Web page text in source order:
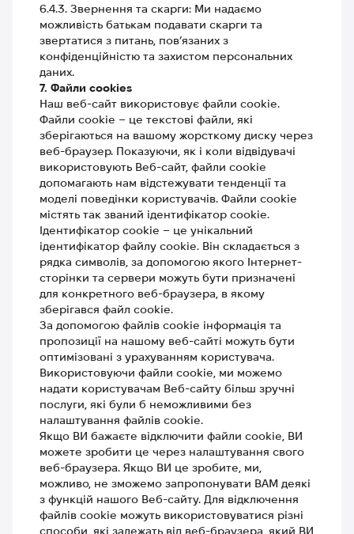
6.4.3. Звернення та скарги: Ми надаємо
можливість батькам подавати скарги та
звертатися з питань, пов’язаних з
конфіденційністю та захистом персональних
даних.
7. Файли cookies
Наш веб-сайт використовує файли cookie.
Файли cookie – це текстові файли, які
зберігаються на вашому жорсткому диску через
веб-браузер. Показуючи, як і коли відвідувачі
використовують Веб-сайт, файли cookie
допомагають нам відстежувати тенденції та
моделі поведінки користувачів. Файли cookie
містять так званий ідентифікатор cookie.
Ідентифікатор cookie – це унікальний
ідентифікатор файлу cookie. Він складається з
рядка символів, за допомогою якого Інтернет-
сторінки та сервери можуть бути призначені
для конкретного веб-браузера, в якому
зберігався файл cookie.
За допомогою файлів cookie інформація та
пропозиції на нашому веб-сайті можуть бути
оптимізовані з урахуванням користувача.
Використовуючи файли cookie, ми можемо
надати користувачам Веб-сайту більш зручні
послуги, які були б неможливими без
налаштування файлів cookie.
Якщо ВИ бажаєте відключити файли cookie, ВИ
можете зробити це через налаштування свого
веб-браузера. Якщо ВИ це зробите, ми,
можливо, не зможемо запропонувати ВАМ деякі
з функцій нашого Веб-сайту. Для відключення
файлів cookie можуть використовуватися різні
способи, які залежать від веб-браузера, який ВИ